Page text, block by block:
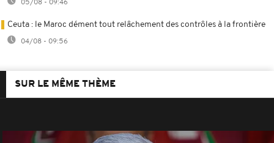
05/08 - 09:46
Ceuta : le Maroc dément tout relâchement des contrôles à la frontière
04/08 - 09:56
SUR LE MÊME THÈME